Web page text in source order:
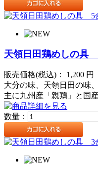
天領日田鶏めしの具
販売価格(税込)： 1,200 円
大分の味、天領日田の味
主に九州産「親鶏」と国
数量：